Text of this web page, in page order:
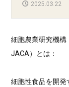
2025.03.22
細胞農業研究機
JACA）とは：
細胞性食品を開発